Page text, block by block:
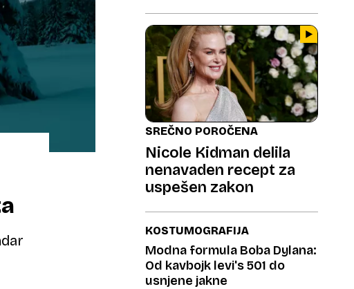
SREČNO POROČENA
Nicole Kidman delila
nenavaden recept za
uspešen zakon
KOSTUMOGRAFIJA
Modna formula Boba Dylana:
Od kavbojk levi's 501 do
usnjene jakne